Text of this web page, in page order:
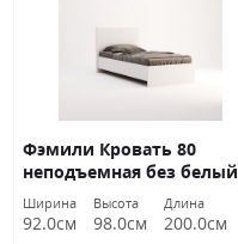
Фэмили Кровать 80
неподъемная без белый
глянец Миромарк
Ширина
92.0см
Высота
98.0см
Длина
200.0см